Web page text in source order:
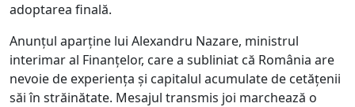
adoptarea finală.
Anunțul aparține lui Alexandru Nazare, ministrul
interimar al Finanțelor, care a subliniat că România are
nevoie de experiența și capitalul acumulate de cetățenii
săi în străinătate. Mesajul transmis joi marchează o